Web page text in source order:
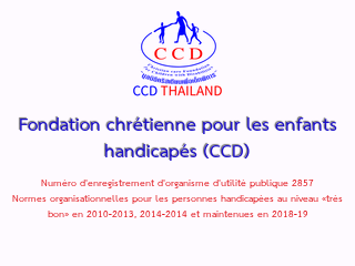
Fondation chrétienne pour les enfants
handicapés(CCD)
Numéro d'enregistrement d'organisme d'utilité publique 2857
Normes organisationnelles pour les personnes handicapées au niveau «très
bon» en 2010-2013, 2014-2014 et maintenues en 2018-19